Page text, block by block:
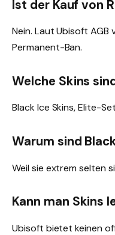
Ist der Kauf von
Nein. Laut Ubisoft
Permanent-Ban.
Welche Skins
Black Ice Skins, Elite-
Warum sind
Weil sie extrem selten
Kann man Skins
Ubisoft bietet keinen